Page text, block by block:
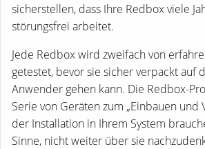
sicherstellen, dass Ihre Redbox viele
störungsfrei arbeitet.
Jede Redbox wird zweifach von
getestet, bevor sie sicher verpackt auf
Anwender gehen kann. Die Redbox-
Serie von Geräten zum „Einbauen und
der Installation in Ihrem System
Sinne, nicht weiter über sie